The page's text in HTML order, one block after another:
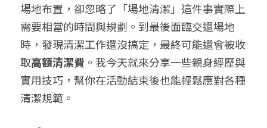
場地布置，卻忽略了「場地清潔」這件事實際上
需要相當的時間與規劃。到最後面臨交還場地
時，發現清潔工作還沒搞定，最終可能還會被收
取高額清潔費 。我今天就來分享一些親身經歷與
實用技巧，幫你在活動結束後也能輕鬆應對各種
清潔規範。